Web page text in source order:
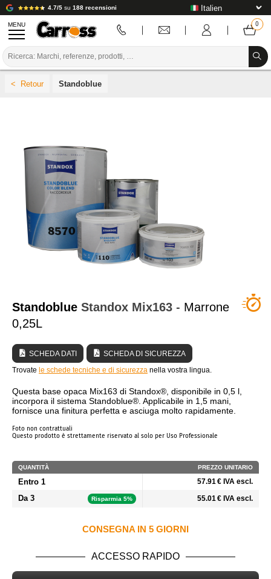
4.7/5 su 188 recensioni
MENU
MATERIALI DI CONSUMO PER LA CARROZZERIA
STRUMENTI PER LA CARROZZERIA
ATTREZZATURE PER CARROZZERIA
INSTALLAZIONE IN LABORATORIO
TUTORIAL E CONSIGLI
Standoblue
Standoblue Standox Mix163 - Marrone
0,25L
SCHEDA DATI
SCHEDA DI SICUREZZA
Trovate le schede tecniche e di sicurezza nella vostra lingua.
Questa base opaca Mix163 di Standox®, disponibile in 0,5 l,
incorpora il sistema Standoblue®. Applicabile in 1,5 mani,
fornisce una finitura perfetta e asciuga molto rapidamente.
Foto non contrattuali
Questo prodotto è strettamente riservato al solo per Uso Professionale
QUANTITÀ PREZZO UNITARIO
Entro 1 57.91 € IVA escl.
Da 3 Risparmia 5% 55.01 € IVA escl.
CONSEGNA IN 5 GIORNI
ACCESSO RAPIDO